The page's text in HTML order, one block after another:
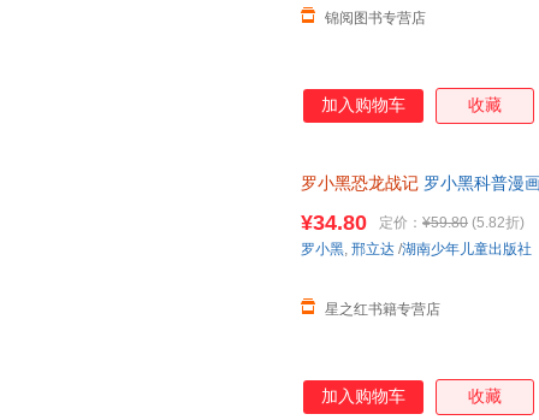
锦阅图书专营店
加入购物车 收藏
罗小黑恐龙战记 罗小黑科普漫
¥34.80 定价： ¥59.80 (5.82折)
星之红书籍专营店
罗小黑, 邢立达 /湖南少年儿童出版社
加入购物车 收藏